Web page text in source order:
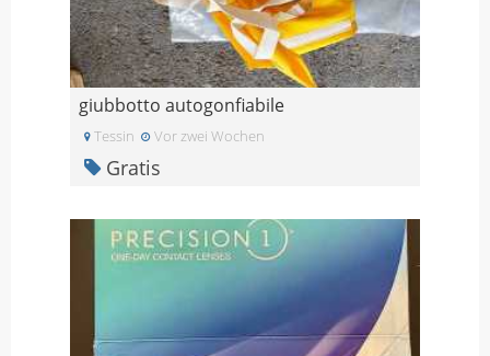
giubbotto autogonfiabile
Tessin Vor zwei Wochen
Gratis